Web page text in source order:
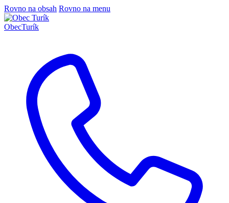
Rovno na obsah Rovno na menu
ObecTurík